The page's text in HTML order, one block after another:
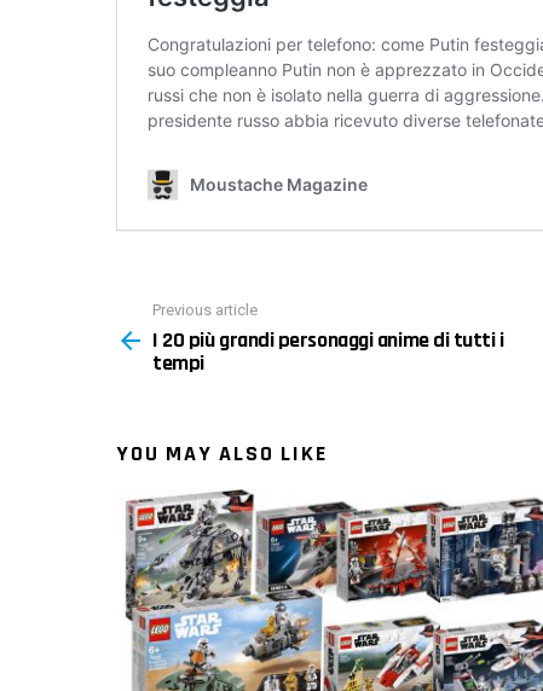
more
Previous article
I 20 più grandi personaggi anime di tutti i
tempi
YOU MAY ALSO LIKE